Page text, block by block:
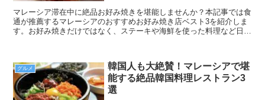
マレーシア滞在中に絶品お好み焼きを堪能しませんか？本記事では食
通が推薦するマレーシアのおすすめお好み焼き店ベスト3を紹介しま
す。お好み焼きだけではなく、ステーキや海鮮を使った料理など日本
グルメ
韓国人も大絶賛！マレーシアで堪
能する絶品韓国料理レストラン3
選